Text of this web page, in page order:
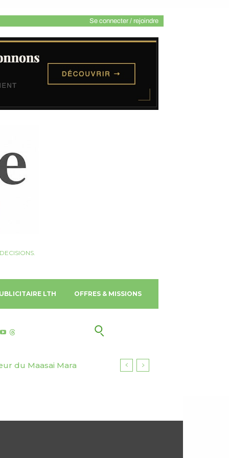
Se connecter / rejoindre
LTH OFFRES & MISSIONS
du Maasai Mara